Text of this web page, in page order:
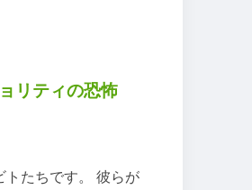
リティの恐怖
たちです。 彼らが